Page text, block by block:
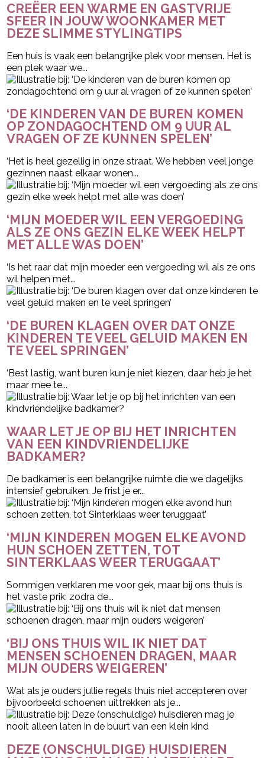
CREËER EEN WARME EN GASTVRIJE
SFEER IN JOUW WOONKAMER MET
DEZE SLIMME STYLINGTIPS
Een huis is vaak een belangrijke plek voor mensen. Het is
een plek waar we...
‘DE KINDEREN VAN DE BUREN KOMEN
OP ZONDAGOCHTEND OM 9 UUR AL
VRAGEN OF ZE KUNNEN SPELEN’
‘Het is heel gezellig in onze straat. We hebben veel jonge
gezinnen naast elkaar wonen...
‘MIJN MOEDER WIL EEN VERGOEDING
ALS ZE ONS GEZIN ELKE WEEK HELPT
MET ALLE WAS DOEN’
‘Is het raar dat mijn moeder een vergoeding wil als ze ons
wil helpen met...
‘DE BUREN KLAGEN OVER DAT ONZE
KINDEREN TE VEEL GELUID MAKEN EN
TE VEEL SPRINGEN’
‘Best lastig, want buren kun je niet kiezen, daar heb je het
maar mee te...
WAAR LET JE OP BIJ HET INRICHTEN
VAN EEN KINDVRIENDELIJKE
BADKAMER?
De badkamer is een belangrijke ruimte die we dagelijks
intensief gebruiken. Je frist je er...
‘MIJN KINDEREN MOGEN ELKE AVOND
HUN SCHOEN ZETTEN, TOT
SINTERKLAAS WEER TERUGGAAT’
Sommigen verklaren me voor gek, maar bij ons thuis is
het vaste prik: zodra de...
‘BIJ ONS THUIS WIL IK NIET DAT
MENSEN SCHOENEN DRAGEN, MAAR
MIJN OUDERS WEIGEREN’
Wat als je ouders jullie regels thuis niet accepteren over
bijvoorbeeld schoenen uittrekken als je...
DEZE (ONSCHULDIGE) HUISDIEREN